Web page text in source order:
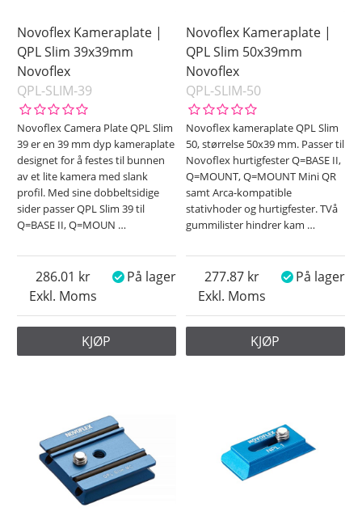
Novoflex Kameraplate |
QPL Slim 39x39mm
Novoflex
QPL-SLIM-39
Novoflex Camera Plate QPL Slim
39 er en 39 mm dyp kameraplate
designet for å festes til bunnen
av et lite kamera med slank
profil. Med sine dobbeltsidige
sider passer QPL Slim 39 til
Q=BASE II, Q=MOUN …
Exkl. Moms
286.01 På lager
KJØP
Novoflex Kameraplate |
QPL Slim 50x39mm
Novoflex
QPL-SLIM-50
Novoflex kameraplate QPL Slim
50, størrelse 50x39 mm. Passer til
Novoflex hurtigfester Q=BASE II,
Q=MOUNT, Q=MOUNT Mini QR
samt Arca-kompatible
stativhoder og hurtigfester. TVå
gummilister hindrer kam …
Exkl. Moms
277.87 På lager
KJØP